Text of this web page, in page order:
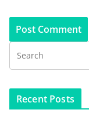
Recent Posts